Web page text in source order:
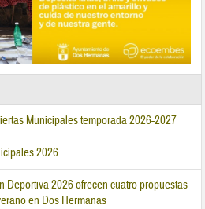
Municipales temporada 2026-2027
2026
Deportiva 2026 ofrecen cuatro propuestas
en Dos Hermanas